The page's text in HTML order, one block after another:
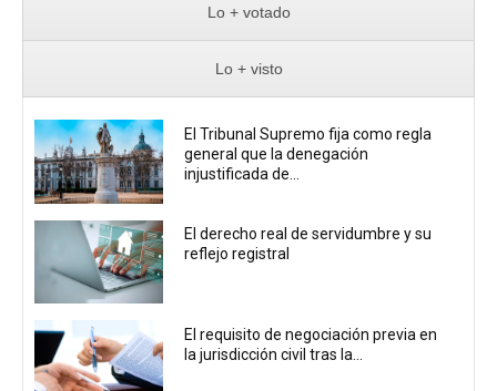
Lo + votado
Lo + visto
El Tribunal Supremo fija como regla
general que la denegación
injustificada de...
El derecho real de servidumbre y su
reflejo registral
El requisito de negociación previa en
la jurisdicción civil tras la...